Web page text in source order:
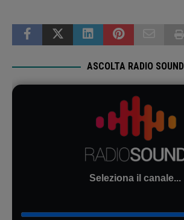
ASCOLTA RADIO SOUND
Seleziona il canale...